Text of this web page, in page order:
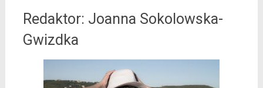
Redaktor: Joanna Sokolowska-
Gwizdka